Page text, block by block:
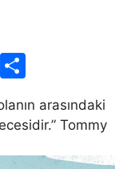
C
o
ararasındaki
Tommy